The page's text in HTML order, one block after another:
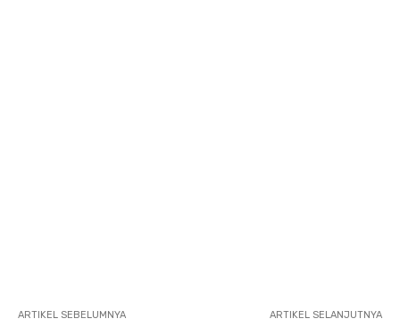
ARTIKEL SEBELUMNYA ARTIKEL SELANJUTNYA